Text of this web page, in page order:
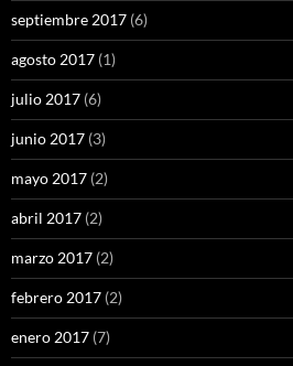
septiembre 2017 (6)
agosto 2017 (1)
julio 2017 (6)
junio 2017 (3)
mayo 2017 (2)
abril 2017 (2)
marzo 2017 (2)
febrero 2017 (2)
enero 2017 (7)